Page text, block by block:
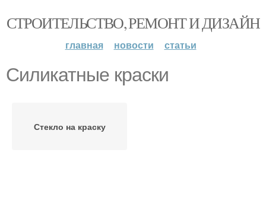
СТРОИТЕЛЬСТВО, РЕМОНТ И ДИЗАЙН
главная новости статьи
Силикатные краски
Стекло на краску